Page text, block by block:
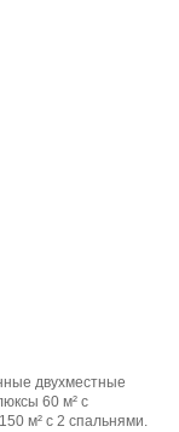
двухместные
60 м² с
люксы 150 м² с 2 спальнями.